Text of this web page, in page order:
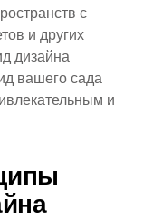
с
и других
дизайна
вашего сада
и